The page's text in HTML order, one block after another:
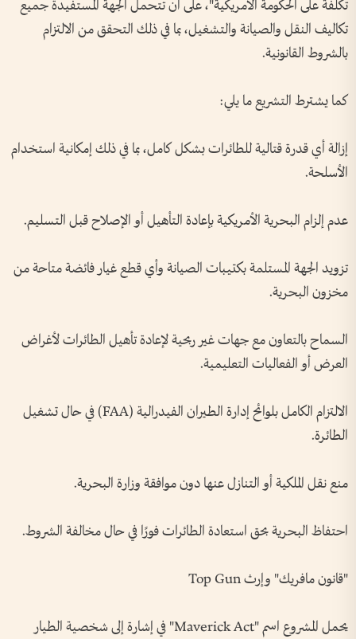
تكلفة على الحكومة الأمريكية"، على أن تتحمل الجهة المستفيدة جميع
تكاليف النقل والصيانة والتشغيل، بما في ذلك التحقق من الالتزام
بالشروط القانونية.
كما يشترط التشريع ما يلي:
إزالة أي قدرة قتالية للطائرات بشكل كامل، بما في ذلك إمكانية استخدام
الأسلحة.
عدم إلزام البحرية الأمريكية بإعادة التأهيل أو الإصلاح قبل التسليم.
تزويد الجهة المستلمة بكتيبات الصيانة وأي قطع غيار فائضة متاحة من
مخزون البحرية.
السماح بالتعاون مع جهات غير ربحية لإعادة تأهيل الطائرات لأغراض
العرض أو الفعاليات التعليمية.
الالتزام الكامل بلوائح إدارة الطيران الفيدرالية (FAA) في حال تشغيل
الطائرة.
منع نقل الملكية أو التنازل عنها دون موافقة وزارة البحرية.
احتفاظ البحرية بحق استعادة الطائرات فورًا في حال مخالفة الشروط.
"قانون مافريك" وإرث Top Gun
يحمل المشروع اسم "Maverick Act" في إشارة إلى شخصية الطيار